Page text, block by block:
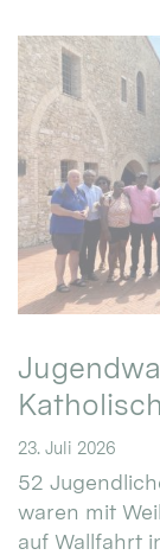
23. Juli 2026
52
waren mit
auf Wallfahrt